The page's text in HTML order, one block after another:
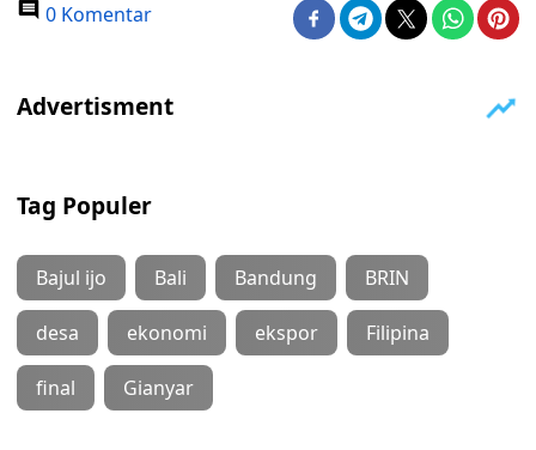
0 Komentar
Tag Populer
Bajul ijo Bali Bandung BRIN
desa ekonomi ekspor Filipina
final Gianyar